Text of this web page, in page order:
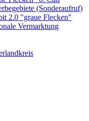
(Sonderaufruf)
2.0 "graue Flecken"
Vermarktung